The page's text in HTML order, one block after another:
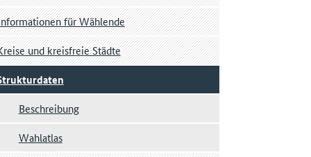
für Wählende
und kreisfreie Städte
Beschreibung
Wahlatlas